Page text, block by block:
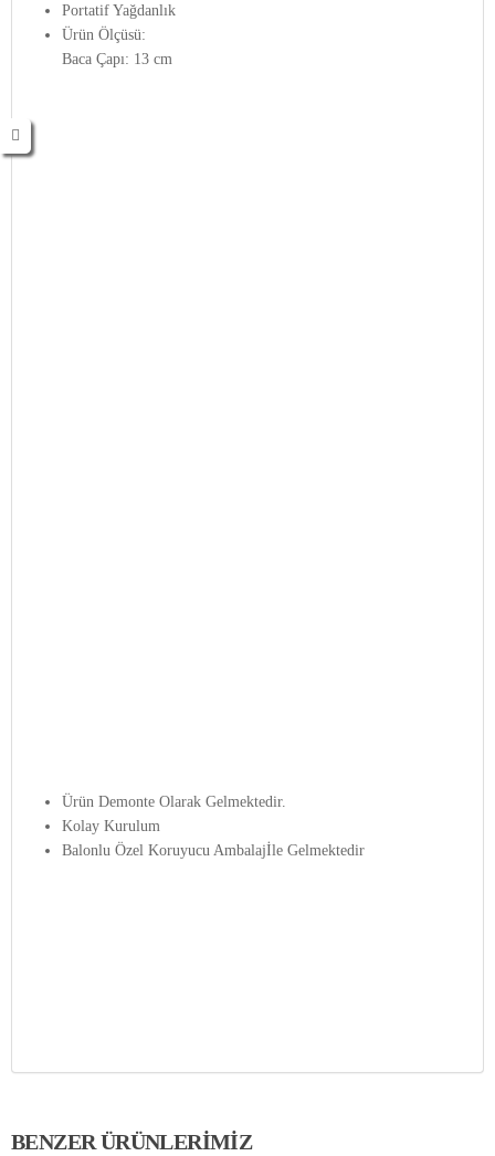
Portatif Yağdanlık
Ürün Ölçüsü:
Baca Çapı: 13 cm
Ürün Demonte Olarak Gelmektedir.
Kolay Kurulum
Balonlu Özel Koruyucu Ambalajİle Gelmektedir
BENZER ÜRÜNLERIMIZ